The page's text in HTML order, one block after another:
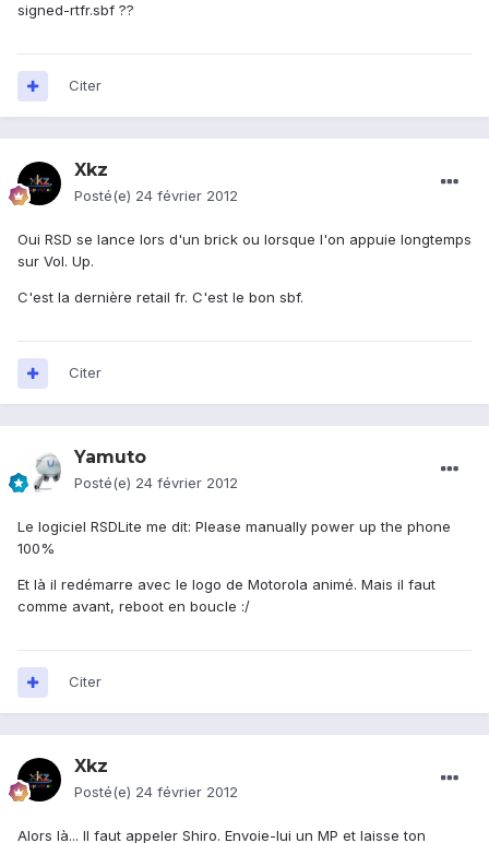
signed-rtfr.sbf ??
Citer
Xkz
Posté(e) 24 février 2012
Oui RSD se lance lors d'un brick ou lorsque l'on appuie longtemps
sur Vol. Up.
C'est la dernière retail fr. C'est le bon sbf.
Citer
Yamuto
Posté(e) 24 février 2012
Le logiciel RSDLite me dit: Please manually power up the phone
100%
Et là il redémarre avec le logo de Motorola animé. Mais il faut
comme avant, reboot en boucle :/
Citer
Xkz
Posté(e) 24 février 2012
Alors là... Il faut appeler Shiro. Envoie-lui un MP et laisse ton